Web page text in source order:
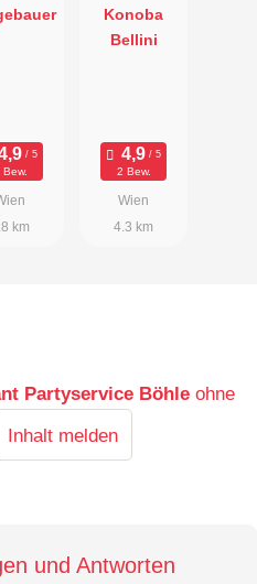
Bew.
km
Konoba
Bellini
2 Bew.
Wien
4.3 km
Partyservice Böhle ohne
Inhalt melden
und Antworten